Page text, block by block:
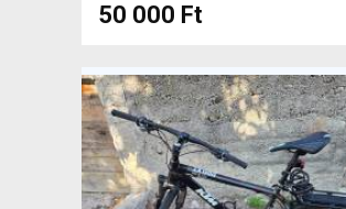
50 000 Ft